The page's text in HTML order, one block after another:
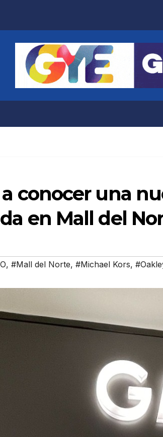
conocer una
en Mall del
, #Mall del Norte, #Michael Kors,